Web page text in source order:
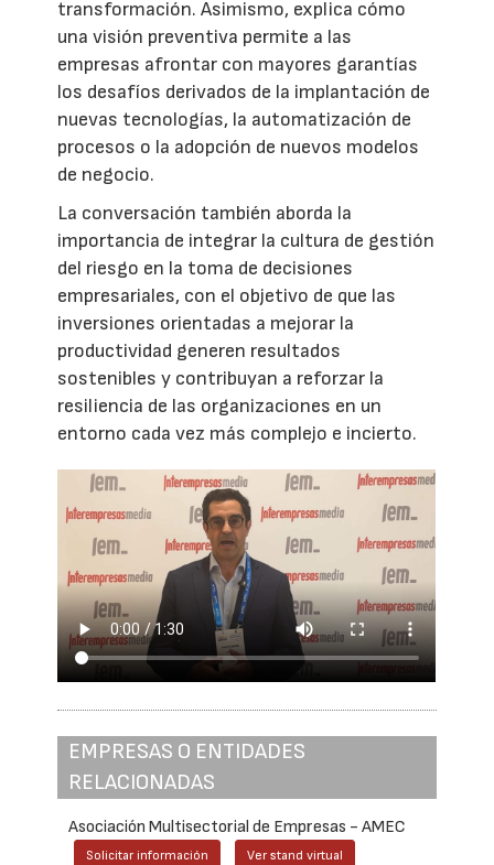
transformación. Asimismo, explica cómo
una visión preventiva permite a las
empresas afrontar con mayores garantías
los desafíos derivados de la implantación de
nuevas tecnologías, la automatización de
procesos o la adopción de nuevos modelos
de negocio.
La conversación también aborda la
importancia de integrar la cultura de gestión
del riesgo en la toma de decisiones
empresariales, con el objetivo de que las
inversiones orientadas a mejorar la
productividad generen resultados
sostenibles y contribuyan a reforzar la
resiliencia de las organizaciones en un
entorno cada vez más complejo e incierto.
EMPRESAS O ENTIDADES
RELACIONADAS
Asociación Multisectorial de Empresas - AMEC
Solicitar información Ver stand virtual